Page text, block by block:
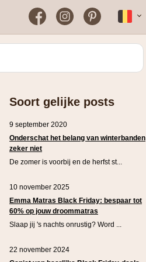
Plopsaland Theater Hotel
WONDR
FacebookInstagramPinterest
Soort gelijke posts
9 september 2020
Onderschat het belang van winterbanden
zeker niet
De zomer is voorbij en de herfst st...
10 november 2025
Emma Matras Black Friday: bespaar tot
60% op jouw droommatras
Slaap jij 's nachts onrustig? Word ...
22 november 2024